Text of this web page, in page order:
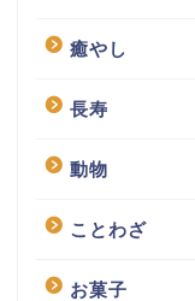
癒やし
長寿
動物
ことわざ
お菓子